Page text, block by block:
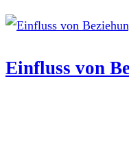
Einfluss von